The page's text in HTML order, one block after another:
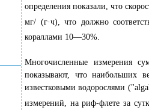
определения показали, что
мг/ (г·ч), что должно
кораллами 10—30%.
Многочисленные измерения
показывают, что наибольших
известковыми водорослями
измерений, на риф-флете за